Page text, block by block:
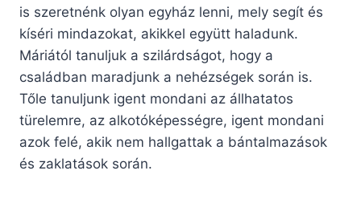
is szeretnénk olyan egyház lenni, mely segít és
kíséri mindazokat, akikkel együtt haladunk.
Máriától tanuljuk a szilárdságot, hogy a
családban maradjunk a nehézségek során is.
Tőle tanuljunk igent mondani az állhatatos
türelemre, az alkotóképességre, igent mondani
azok felé, akik nem hallgattak a bántalmazások
és zaklatások során.